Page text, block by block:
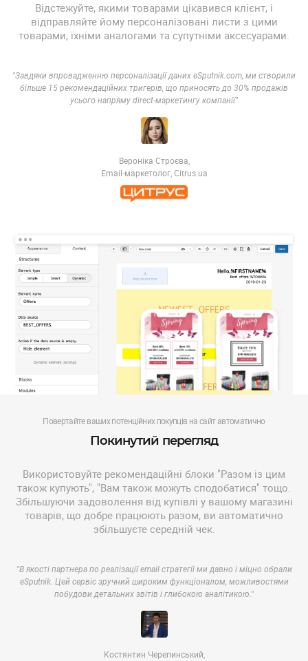
Відстежуйте, якими товарами цікавився клієнт, і
відправляйте йому персоналізовані листи з цими
товарами, їхніми аналогами та супутніми аксесуарами.
"Завдяки впровадженню персоналізації даних eSputnik.com, ми створили
більше 15 рекомендаційних тригерів, що приносять до 30% продажів
усього напряму direct-маркетингу компанії"
Вероніка Строєва,
Email-маркетолог, Citrus.ua
Повертайте ваших потенційних покупців на сайт автоматично
Покинутий перегляд
Використовуйте рекомендаційні блоки "Разом із цим
також купують", "Вам також можуть сподобатися" тощо.
Збільшуючи задоволення від купівлі у вашому магазині
товарів, що добре працюють разом, ви автоматично
збільшуєте середній чек.
"В якості партнера по реалізації email стратегії ми давно і міцно обрали
eSputnik. Цей сервіс зручний широким функціоналом, можливостями
побудови детальних звітів і глибокою аналітикою."
Костянтин Черепинський,